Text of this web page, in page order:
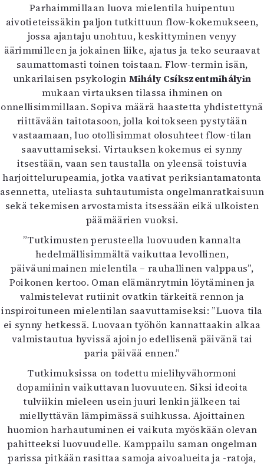
Parhaimmillaan luova mielentila huipentuu
aivotieteissäkin paljon tutkittuun flow-kokemukseen,
jossa ajantaju unohtuu, keskittyminen venyy
äärimmilleen ja jokainen liike, ajatus ja teko seuraavat
saumattomasti toinen toistaan. Flow-termin isän,
unkarilaisen psykologin Mihály Csíkszentmihályin
mukaan virtauksen tilassa ihminen on
onnellisimmillaan. Sopiva määrä haastetta yhdistettynä
riittävään taitotasoon, jolla koitokseen pystytään
vastaamaan, luo otollisimmat olosuhteet flow-tilan
saavuttamiseksi. Virtauksen kokemus ei synny
itsestään, vaan sen taustalla on yleensä toistuvia
harjoittelurupeamia, jotka vaativat periksiantamatonta
asennetta, uteliasta suhtautumista ongelmanratkaisuun
sekä tekemisen arvostamista itsessään eikä ulkoisten
päämäärien vuoksi.
”Tutkimusten perusteella luovuuden kannalta
hedelmällisimmältä vaikuttaa levollinen,
päiväunimainen mielentila – rauhallinen valppaus”,
Poikonen kertoo. Oman elämänrytmin löytäminen ja
valmistelevat rutiinit ovatkin tärkeitä rennon ja
inspiroituneen mielentilan saavuttamiseksi: ”Luova tila
ei synny hetkessä. Luovaan työhön kannattaakin alkaa
valmistautua hyvissä ajoin jo edellisenä päivänä tai
paria päivää ennen.”
Tutkimuksissa on todettu mielihyvähormoni
dopamiinin vaikuttavan luovuuteen. Siksi ideoita
tulviikin mieleen usein juuri lenkin jälkeen tai
miellyttävän lämpimässä suihkussa. Ajoittainen
huomion harhautuminen ei vaikuta myöskään olevan
pahitteeksi luovuudelle. Kamppailu saman ongelman
parissa pitkään rasittaa samoja aivoalueita ja -ratoja,